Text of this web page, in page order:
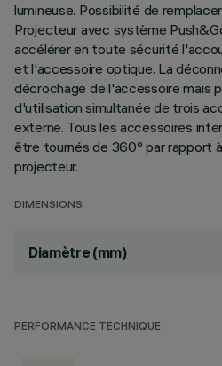
lumineuse. Possibilité de
Projecteur avec système
accélérer en toute sécurité
et l'accessoire optique. La
décrochage de l'accessoire mais
d'utilisation simultanée de trois
externe. Tous les accessoires
être tournés de 360° par rapport
projecteur.
DIMENSIONS
Diamètre (mm)
PERFORMANCE TECHNIQUE